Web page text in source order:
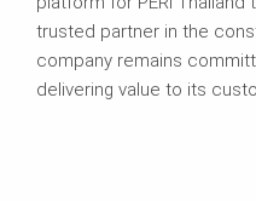
trusted partner in the
company remains
delivering value to its